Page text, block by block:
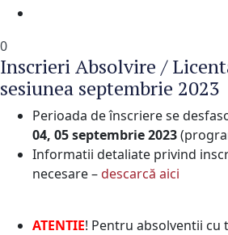
0
Inscrieri Absolvire /
sesiunea septembrie 2023
Perioada de înscriere se
04, 05 septembrie 2023
Informatii detaliate privind
necesare –descarcă aici
ATENTIE! Pentru absolventii cu